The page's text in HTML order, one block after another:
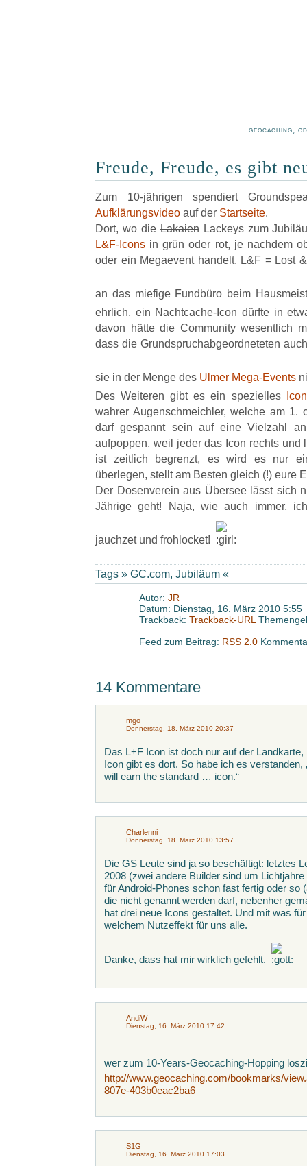
geocaching,
Freude, Freude, es gibt
Zum 10-jährigen spendiert
Aufklärungsvideo auf der Startseite.
Dort, wo dieLakaienLackeys zum
L&F-Icons in grün oder rot, je nachdem
oder ein Megaevent handelt. L&F = Lost
an das miefige Fundbüro beim
ehrlich, ein Nachtcache-Icon dürfte in
davon hätte die Community wesentlich
dass die Grundspruchabgeordneteten
sie in der Menge des Ulmer Mega-Events
Des Weiteren gibt es ein spezielles Icon
wahrer Augenschmeichler, welche am 1.
darf gespannt sein auf eine Vielzahl
aufpoppen, weil jeder das Icon rechts
ist zeitlich begrenzt, es wird es nur
überlegen, stellt am Besten gleich (!) eure
Der Dosenverein aus Übersee lässt sich
Jährige geht! Naja, wie auch immer,
jauchzet und frohlocket!
Tags » GC.com, Jubiläum «
Autor: JR
Datum: Dienstag, 16. März 2010 5:55
Trackback: Trackback-URL
Feed zum Beitrag: RSS 2.0
14 Kommentare
mgo
Donnerstag, 18. März 2010 20:37
Das L+F Icon ist doch nur auf der
Icon gibt es dort. So habe ich es
will earn the standard … icon.“
Charlenni
Donnerstag, 18. März 2010 13:57
Die GS Leute sind ja so beschäftigt: letztes
2008 (zwei andere Builder sind um
für Android-Phones schon fast fertig oder so
die nicht genannt werden darf, nebenher
hat drei neue Icons gestaltet. Und mit was
welchem Nutzeffekt für uns alle.
Danke, dass hat mir wirklich gefehlt.
AndiW
Dienstag, 16. März 2010 17:42
wer zum 10-Years-Geocaching-Hopping
http://www.geocaching.com/bookmarks/
807e-403b0eac2ba6
S1G
Dienstag, 16. März 2010 17:03